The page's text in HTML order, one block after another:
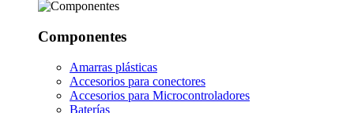
Componentes
Amarras plásticas
Accesorios para conectores
Accesorios para Microcontroladores
Baterías